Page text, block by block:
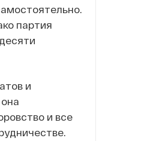
партия
и
и все